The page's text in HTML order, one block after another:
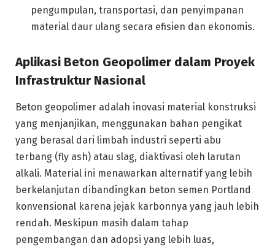
pengumpulan, transportasi, dan penyimpanan
material daur ulang secara efisien dan ekonomis.
Aplikasi Beton Geopolimer dalam Proyek
Infrastruktur Nasional
Beton geopolimer adalah inovasi material konstruksi
yang menjanjikan, menggunakan bahan pengikat
yang berasal dari limbah industri seperti abu
terbang (fly ash) atau slag, diaktivasi oleh larutan
alkali. Material ini menawarkan alternatif yang lebih
berkelanjutan dibandingkan beton semen Portland
konvensional karena jejak karbonnya yang jauh lebih
rendah. Meskipun masih dalam tahap
pengembangan dan adopsi yang lebih luas,